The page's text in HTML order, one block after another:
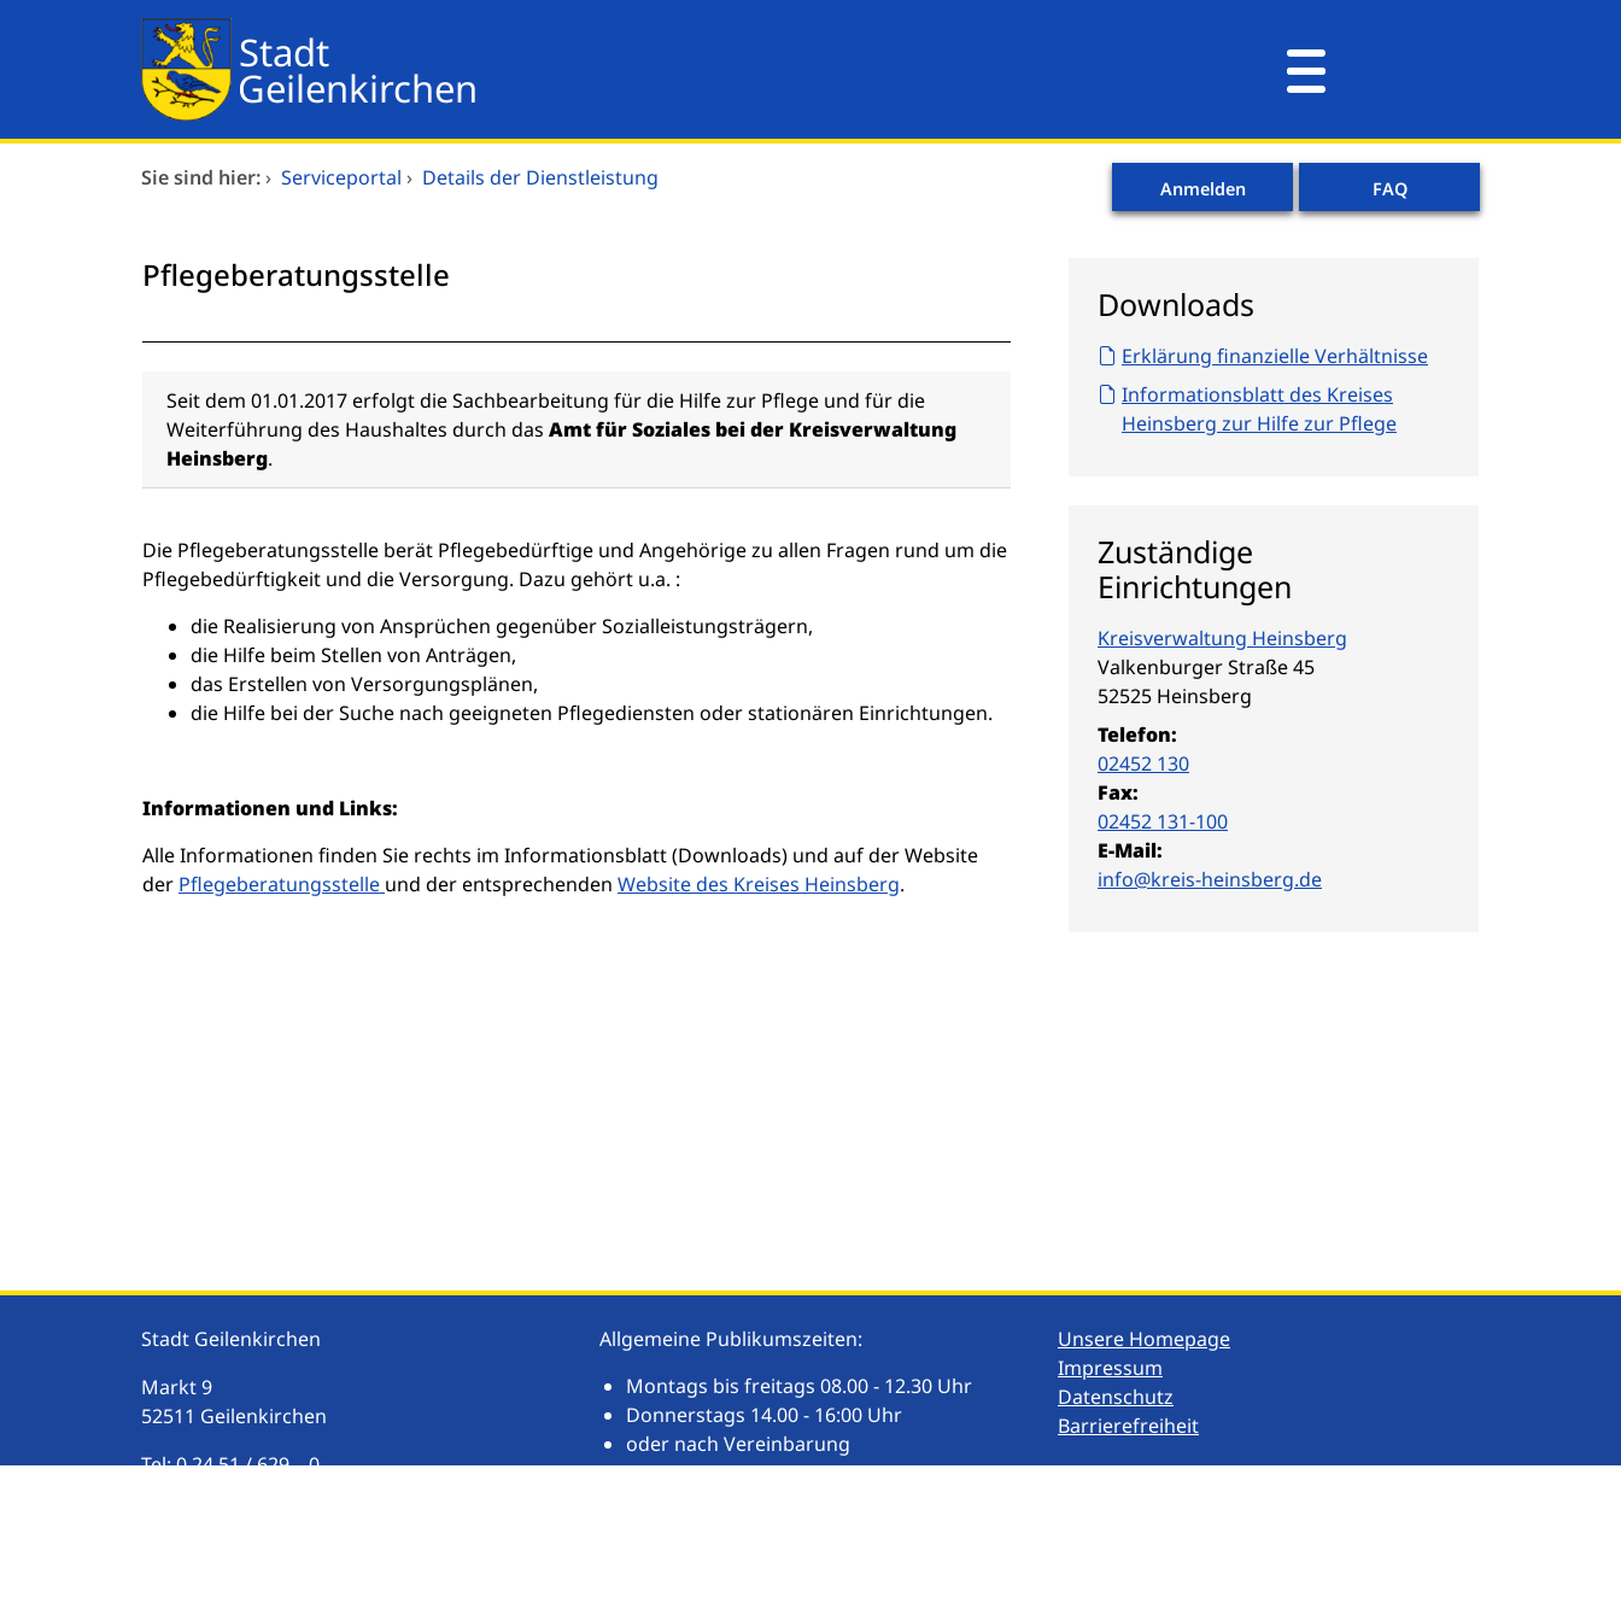
Zum Hauptinhalt springen
Zum Hauptinhalt
Dienstleistungen A-Z
Verwaltungsorganisation
Sie sind hier: › Serviceportal › Details der Dienstleistung FAQ
Anmelden
Pflegeberatungsstelle
Beschreibung
Seit dem 01.01.2017 erfolgt die Sachbearbeitung für die Hilfe zur Pflege und für die
Weiterführung des Haushaltes durch das Amt für Soziales bei der Kreisverwaltung
Heinsberg.
Die Pflegeberatungsstelle berät Pflegebedürftige und Angehörige zu allen Fragen rund um die
Pflegebedürftigkeit und die Versorgung. Dazu gehört u.a. :
die Realisierung von Ansprüchen gegenüber Sozialleistungsträgern,
die Hilfe beim Stellen von Anträgen,
das Erstellen von Versorgungsplänen,
die Hilfe bei der Suche nach geeigneten Pflegediensten oder stationären Einrichtungen.
Informationen und Links:
Alle Informationen finden Sie rechts im Informationsblatt (Downloads) und auf der Website
der Pflegeberatungsstelle und der entsprechenden Website des Kreises Heinsberg.
Downloads
Erklärung finanzielle Verhältnisse
Informationsblatt des Kreises
Heinsberg zur Hilfe zur Pflege
Zuständige
Einrichtungen
Kreisverwaltung Heinsberg
Straße:
Valkenburger StraßeHausnummer:
45
PLZ:
52525 Ort:
Heinsberg
Telefon:
02452 130
Fax:
02452 131-100
E-Mail:
info@kreis-heinsberg.de
Stadt Geilenkirchen
Markt9
52511 Geilenkirchen
Tel:0 24 51 / 629 – 0
Allgemeine Publikumszeiten:
Montags bis freitags 08.00 - 12.30 Uhr
Donnerstags 14.00 - 16:00 Uhr
oder nach Vereinbarung
Unsere Homepage
Impressum
Datenschutz
Barrierefreiheit